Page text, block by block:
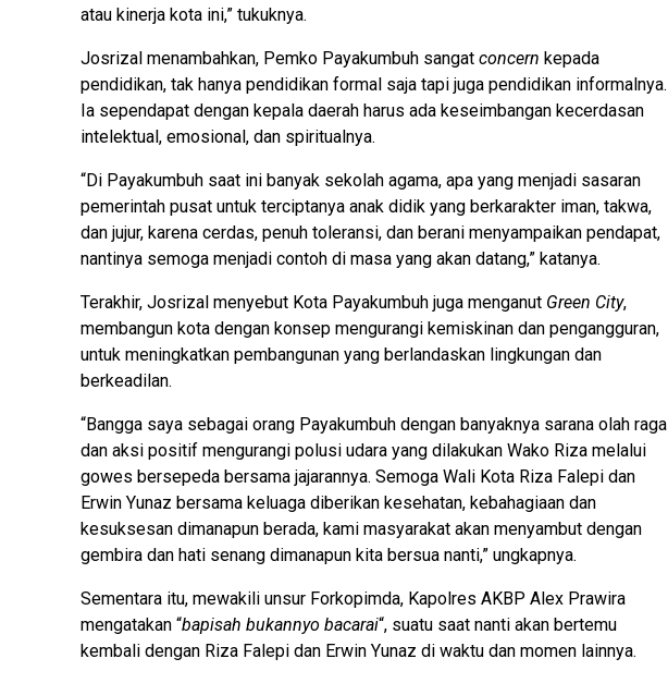
atau kinerja kota ini,” tukuknya.
Josrizal menambahkan, Pemko Payakumbuh sangat concern kepada
pendidikan, tak hanya pendidikan formal saja tapi juga pendidikan informalnya.
Ia sependapat dengan kepala daerah harus ada keseimbangan kecerdasan
intelektual, emosional, dan spiritualnya.
“Di Payakumbuh saat ini banyak sekolah agama, apa yang menjadi sasaran
pemerintah pusat untuk terciptanya anak didik yang berkarakter iman, takwa,
dan jujur, karena cerdas, penuh toleransi, dan berani menyampaikan pendapat,
nantinya semoga menjadi contoh di masa yang akan datang,” katanya.
Terakhir, Josrizal menyebut Kota Payakumbuh juga menganut Green City,
membangun kota dengan konsep mengurangi kemiskinan dan pengangguran,
untuk meningkatkan pembangunan yang berlandaskan lingkungan dan
berkeadilan.
“Bangga saya sebagai orang Payakumbuh dengan banyaknya sarana olah raga
dan aksi positif mengurangi polusi udara yang dilakukan Wako Riza melalui
gowes bersepeda bersama jajarannya. Semoga Wali Kota Riza Falepi dan
Erwin Yunaz bersama keluaga diberikan kesehatan, kebahagiaan dan
kesuksesan dimanapun berada, kami masyarakat akan menyambut dengan
gembira dan hati senang dimanapun kita bersua nanti,” ungkapnya.
Sementara itu, mewakili unsur Forkopimda, Kapolres AKBP Alex Prawira
mengatakan “bapisah bukannyo bacarai“, suatu saat nanti akan bertemu
kembali dengan Riza Falepi dan Erwin Yunaz di waktu dan momen lainnya.